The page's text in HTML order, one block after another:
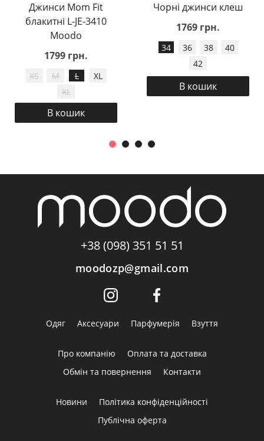
Джинси Mom Fit
блакитні L-JE-3410
Moodo
1799 грн.
XS M L
XL
XL
В кошик
Чорні джинси клеш
1769 грн.
34 36 38
40
42
В кошик
+38 (098) 351 51 51
moodozp@gmail.com
Одяг Аксесуари Парфумерія Взуття
Про компанію
Оплата та доставка
Обмін та повернення
Контакти
Новини
Політика конфіденційності
Публічна оферта